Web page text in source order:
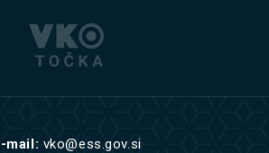
mail: vko@ess.gov.si